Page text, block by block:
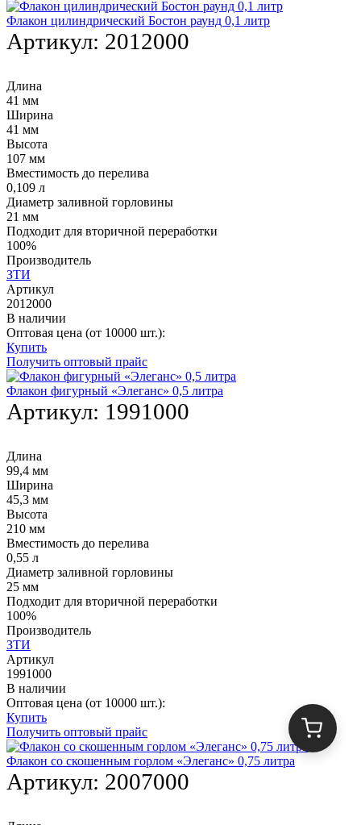
Флакон цилиндрический Бостон раунд 0,1 литр
Артикул: 2012000
Длина
41 мм
Ширина
41 мм
Высота
107 мм
Вместимость до перелива
0,109 л
Диаметр заливной горловины
21 мм
Подходит для вторичной переработки
100%
Производитель
ЗТИ
Артикул
2012000
В наличии
Оптовая цена (от 10000 шт.):
Купить
Получить оптовый прайс
Флакон фигурный «Элеганс» 0,5 литра
Артикул: 1991000
Длина
99,4 мм
Ширина
45,3 мм
Высота
210 мм
Вместимость до перелива
0,55 л
Диаметр заливной горловины
25 мм
Подходит для вторичной переработки
100%
Производитель
ЗТИ
Артикул
1991000
В наличии
Оптовая цена (от 10000 шт.):
Купить
Получить оптовый прайс
Флакон со скошенным горлом «Элеганс» 0,75 литра
Артикул: 2007000